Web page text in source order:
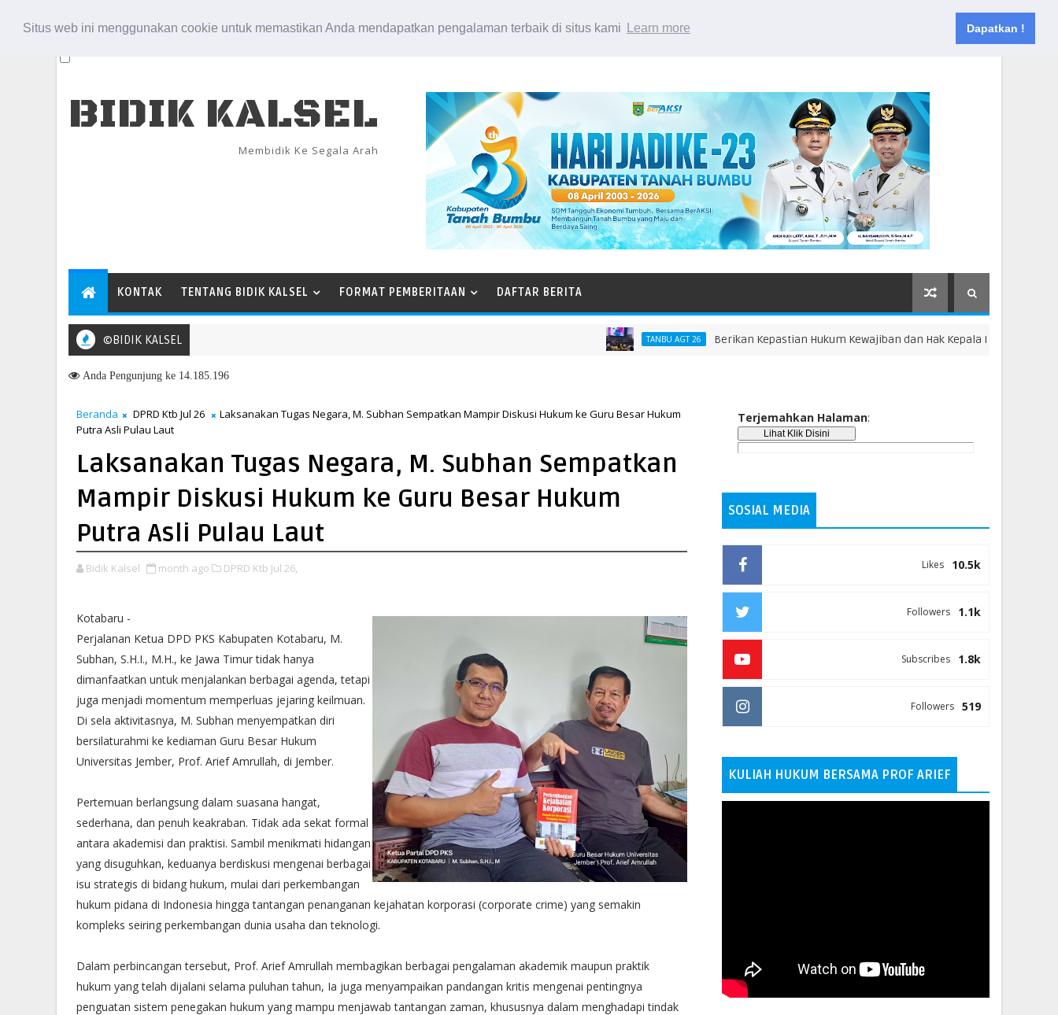
Situs web ini menggunakan cookie untuk memastikan Anda mendapatkan pengalaman terbaik di situs kami Learn more Dapatkan !
Kontak
BIDIK KALSEL
Membidik Ke Segala Arah
KONTAK TENTANG BIDIK KALSEL FORMAT PEMBERITAAN DAFTAR BERITA
©BIDIK KALSEL TANBU AGT 26 Berikan Kepastian Hukum Kewajiban dan Hak Kepala Desa, Pemkab
Terima Sertifikat Halal, Perkuat Daya Saing Produk Lokal
Anda Pengunjung ke 14.185.196
Beranda DPRD Ktb Jul 26
Laksanakan Tugas Negara, M. Subhan Sempatkan Mampir Diskusi Hukum ke Guru Besar Hukum
Putra Asli Pulau Laut
Laksanakan Tugas Negara, M. Subhan Sempatkan
Mampir Diskusi Hukum ke Guru Besar Hukum
Putra Asli Pulau Laut
Bidik Kalsel month ago DPRD Ktb Jul 26,
Kotabaru -
Perjalanan Ketua DPD PKS Kabupaten Kotabaru, M.
Subhan, S.H.I., M.H., ke Jawa Timur tidak hanya
dimanfaatkan untuk menjalankan berbagai agenda, tetapi
juga menjadi momentum memperluas jejaring keilmuan.
Di sela aktivitasnya, M. Subhan menyempatkan diri
bersilaturahmi ke kediaman Guru Besar Hukum
Universitas Jember, Prof. Arief Amrullah, di Jember.
Pertemuan berlangsung dalam suasana hangat,
sederhana, dan penuh keakraban. Tidak ada sekat formal
antara akademisi dan praktisi. Sambil menikmati hidangan
yang disuguhkan, keduanya berdiskusi mengenai berbagai
isu strategis di bidang hukum, mulai dari perkembangan
hukum pidana di Indonesia hingga tantangan penanganan kejahatan korporasi (corporate crime) yang semakin
kompleks seiring perkembangan dunia usaha dan teknologi.
Dalam perbincangan tersebut, Prof. Arief Amrullah membagikan berbagai pengalaman akademik maupun praktik
hukum yang telah dijalani selama puluhan tahun, Ia juga menyampaikan pandangan kritis mengenai pentingnya
penguatan sistem penegakan hukum yang mampu menjawab tantangan zaman, khususnya dalam menghadapi tindak
Terjemahkan Halaman:
SOSIAL MEDIA
10.5k
Likes
1.1k
Followers
1.8k
Subscribes
519
Followers
KULIAH HUKUM BERSAMA PROF ARIEF